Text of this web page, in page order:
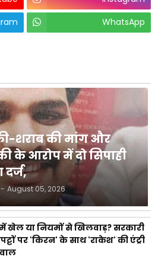
WhatsApp
शराब की मांग और
के आरोप में दो सिपाही
- August 05, 2026
खेल या नियमों से खिलवाड़? सरकारी
पर 'किरन' के साथ 'राकेश' की एंट्री